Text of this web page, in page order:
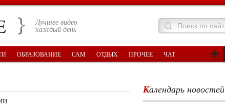
Лучшее видео
каждый день
ОБРАЗОВАНИЕ САМ ОТДЫХ ПРОЧЕЕ ЧАТ
Календарь новостей